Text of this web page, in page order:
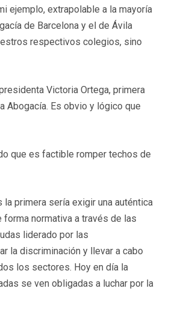
ejemplo, extrapolable a la mayoría
de Barcelona y el de Ávila
respectivos colegios, sino
Victoria Ortega, primera
Abogacía. Es obvio y lógico que
que es factible romper techos de
la primera sería exigir una auténtica
normativa a través de las
liderado por las
la discriminación y llevar a cabo
los sectores. Hoy en día la
se ven obligadas a luchar por la